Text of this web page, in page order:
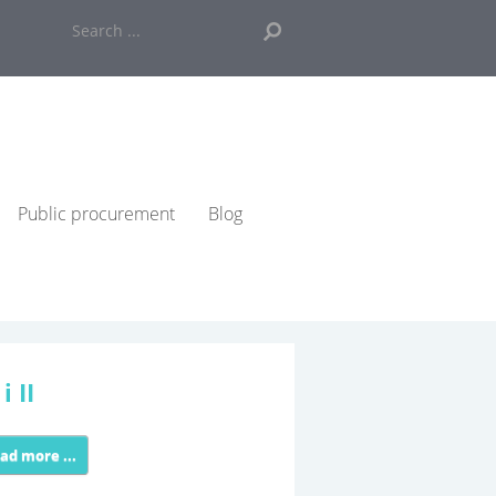
Search
Public procurement Blog
II
more ...